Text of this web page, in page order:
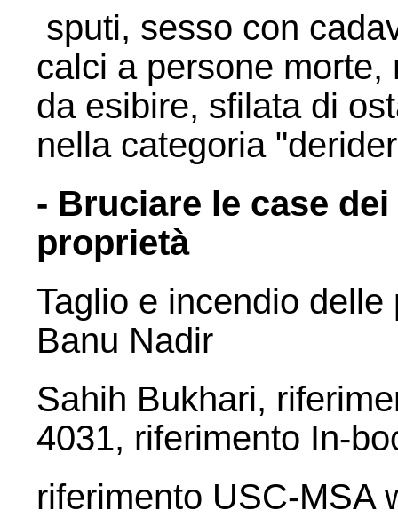
sputi, sesso con
calci a persone
da esibire, sfilata di
nella categoria
- Bruciare le case
proprietà
Taglio e incendio
Banu Nadir
Sahih Bukhari,
4031, riferimento In-
riferimento USC-MSA